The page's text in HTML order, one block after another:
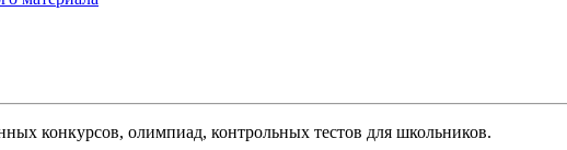
конкурсов, олимпиад, контрольных тестов для школьников.